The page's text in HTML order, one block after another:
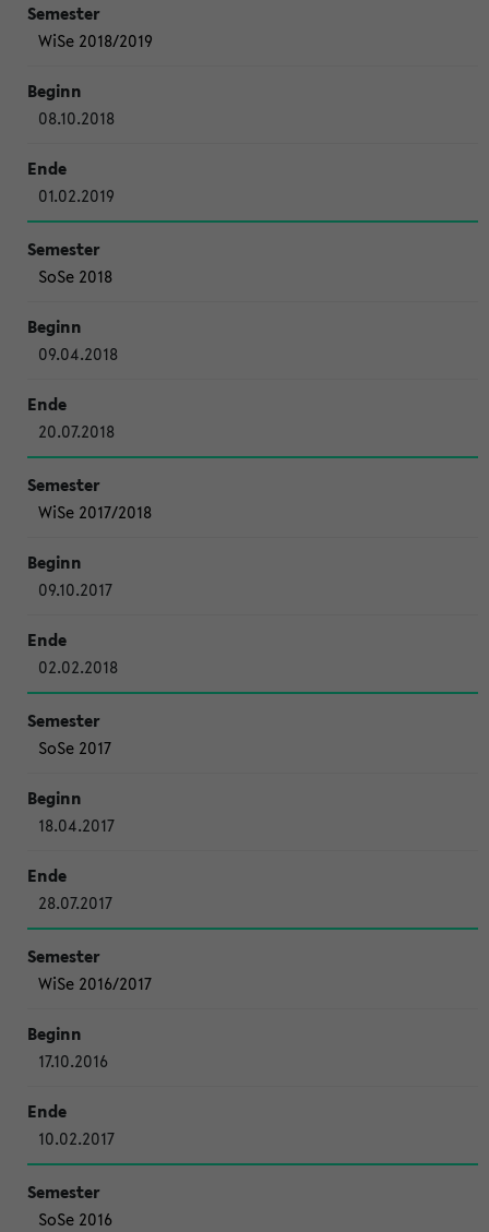
WiSe 2018/2019
08.10.2018
01.02.2019
SoSe 2018
09.04.2018
20.07.2018
WiSe 2017/2018
09.10.2017
02.02.2018
SoSe 2017
18.04.2017
28.07.2017
WiSe 2016/2017
17.10.2016
10.02.2017
SoSe 2016